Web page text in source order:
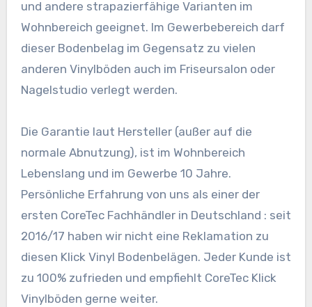
und andere strapazierfähige Varianten im
Wohnbereich geeignet. Im Gewerbebereich darf
dieser Bodenbelag im Gegensatz zu vielen
anderen Vinylböden auch im Friseursalon oder
Nagelstudio verlegt werden.
Die Garantie laut Hersteller (außer auf die
normale Abnutzung), ist im Wohnbereich
Lebenslang und im Gewerbe 10 Jahre.
Persönliche Erfahrung von uns als einer der
ersten CoreTec Fachhändler in Deutschland : seit
2016/17 haben wir nicht eine Reklamation zu
diesen Klick Vinyl Bodenbelägen. Jeder Kunde ist
zu 100% zufrieden und empfiehlt CoreTec Klick
Vinylböden gerne weiter.